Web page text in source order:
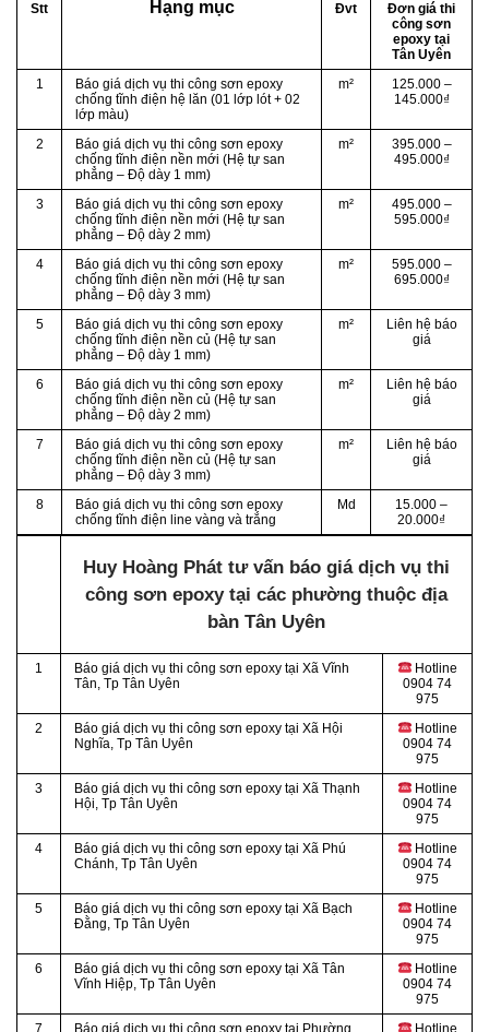
Stt Hạng mục Đvt
Đơn giá thi
công sơn
epoxy tại
Tân Uyên
1
Báo giá dịch vụ thi công sơn epoxy
chống tĩnh điện hệ lăn (01 lớp lót + 02
lớp màu)
m²
125.000 –
145.000₫
2
Báo giá dịch vụ thi công sơn epoxy
chống tĩnh điện nền mới (Hệ tự san
phẳng – Độ dày 1 mm)
m²
395.000 –
495.000₫
3
Báo giá dịch vụ thi công sơn epoxy
chống tĩnh điện nền mới (Hệ tự san
phẳng – Độ dày 2 mm)
m²
495.000 –
595.000₫
4
Báo giá dịch vụ thi công sơn epoxy
chống tĩnh điện nền mới (Hệ tự san
phẳng – Độ dày 3 mm)
m²
595.000 –
695.000₫
5
Báo giá dịch vụ thi công sơn epoxy
chống tĩnh điện nền củ (Hệ tự san
phẳng – Độ dày 1 mm)
m²
Liên hệ báo
giá
6
Báo giá dịch vụ thi công sơn epoxy
chống tĩnh điện nền củ (Hệ tự san
phẳng – Độ dày 2 mm)
m²
Liên hệ báo
giá
7
Báo giá dịch vụ thi công sơn epoxy
chống tĩnh điện nền củ (Hệ tự san
phẳng – Độ dày 3 mm)
m²
Liên hệ báo
giá
8
Báo giá dịch vụ thi công sơn epoxy
chống tĩnh điện line vàng và trắng
Md
15.000 –
20.000₫
Huy Hoàng Phát tư vấn báo giá dịch vụ thi
công sơn epoxy tại các phường thuộc địa
bàn Tân Uyên
1
Báo giá dịch vụ thi công sơn epoxy tại Xã Vĩnh
Tân, Tp Tân Uyên
Hotline
0904 74
975
2
Báo giá dịch vụ thi công sơn epoxy tại Xã Hội
Nghĩa, Tp Tân Uyên
Hotline
0904 74
975
3
Báo giá dịch vụ thi công sơn epoxy tại Xã Thạnh
Hội, Tp Tân Uyên
Hotline
0904 74
975
4
Báo giá dịch vụ thi công sơn epoxy tại Xã Phú
Chánh, Tp Tân Uyên
Hotline
0904 74
975
5
Báo giá dịch vụ thi công sơn epoxy tại Xã Bạch
Đằng, Tp Tân Uyên
Hotline
0904 74
975
6
Báo giá dịch vụ thi công sơn epoxy tại Xã Tân
Vĩnh Hiệp, Tp Tân Uyên
Hotline
0904 74
975
7
Báo giá dịch vụ thi công sơn epoxy tại Phường
Hotline